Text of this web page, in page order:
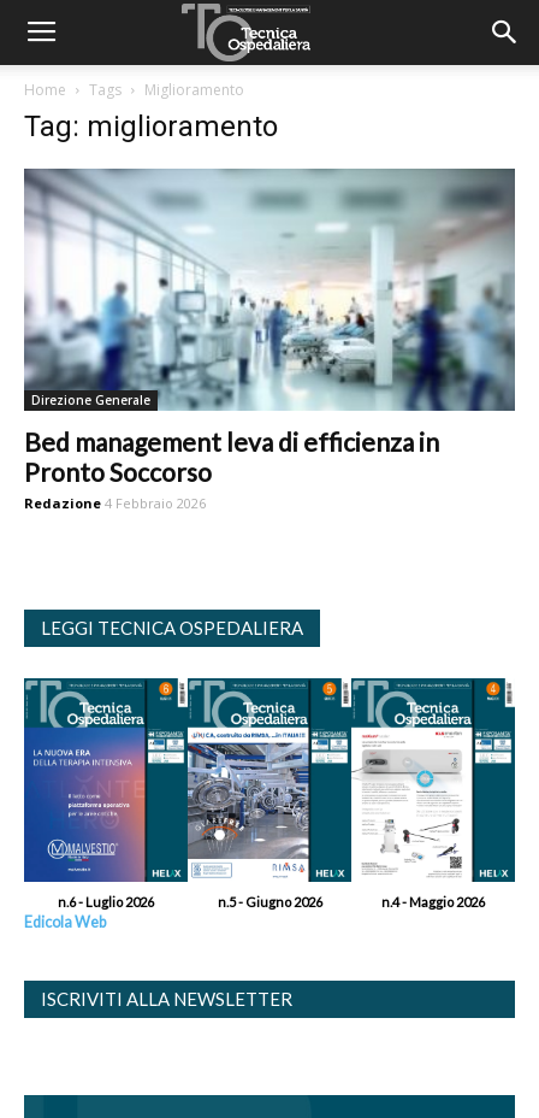
Home Tags Miglioramento
Tag: miglioramento
Direzione Generale
Bed management leva di efficienza in
Pronto Soccorso
Redazione 4 Febbraio 2026
LEGGI TECNICA OSPEDALIERA
n.6 - Luglio 2026 n.5 - Giugno 2026 n.4 - Maggio 2026
Edicola Web
ISCRIVITI ALLA NEWSLETTER